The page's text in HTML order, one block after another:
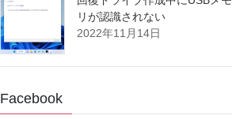
リが認識されない
2022年11月14日
Facebook